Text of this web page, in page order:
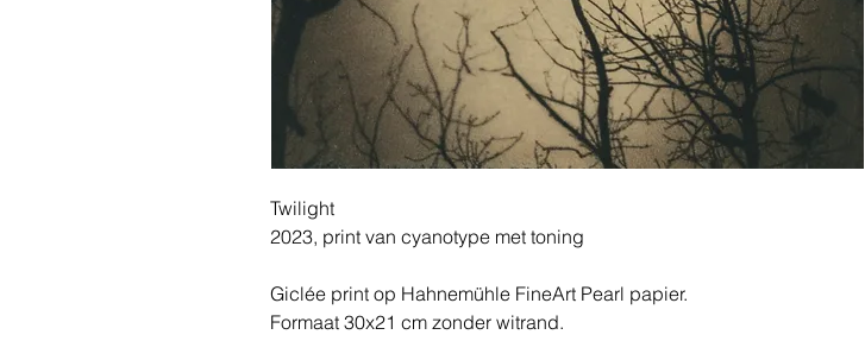
Twilight
2023, print van cyanotype met toning
Giclée print op Hahnemühle FineArt Pearl papier.
Formaat 30x21 cm zonder witrand.